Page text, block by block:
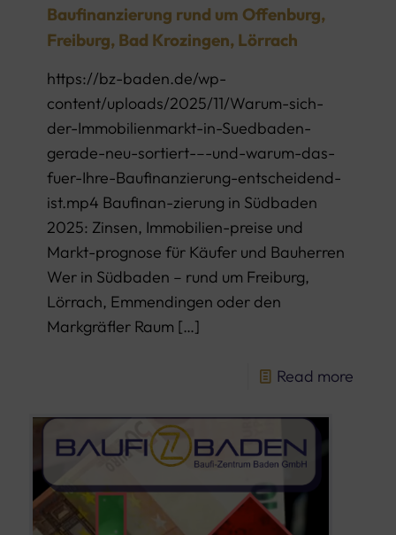
Baufinanzierung rund um Offenburg,
Freiburg, Bad Krozingen, Lörrach
https://bz-baden.de/wp-
content/uploads/2025/11/Warum-sich-
der-Immobilienmarkt-in-Suedbaden-
gerade-neu-sortiert-–-und-warum-das-
fuer-Ihre-Baufinanzierung-entscheidend-
ist.mp4 Baufinan-zierung in Südbaden
2025: Zinsen, Immobilien-preise und
Markt-prognose für Käufer und Bauherren
Wer in Südbaden – rund um Freiburg,
Lörrach, Emmendingen oder den
Markgräfler Raum […]
Read more